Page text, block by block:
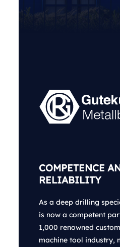
COMPETENCE
RELIABILITY
As a deep drilling
is now a competent
1,000 renowned
machine tool industry,